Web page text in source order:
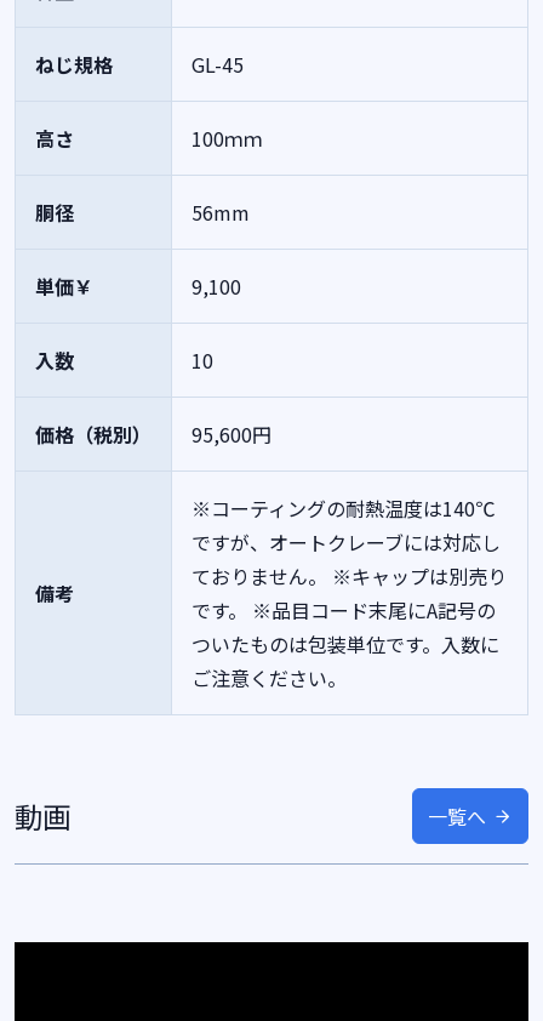
ねじ規格 GL-45
高さ 100ｍｍ
胴径 56mm
単価￥ 9,100
入数 10
価格（税別） 95,600円
備考
※コーティングの耐熱温度は140℃
ですが、オートクレーブには対応し
ておりません。
※キャップは別売り
です。
※品目コード末尾にA記号の
ついたものは包装単位です。入数に
ご注意ください。
動画 一覧へ